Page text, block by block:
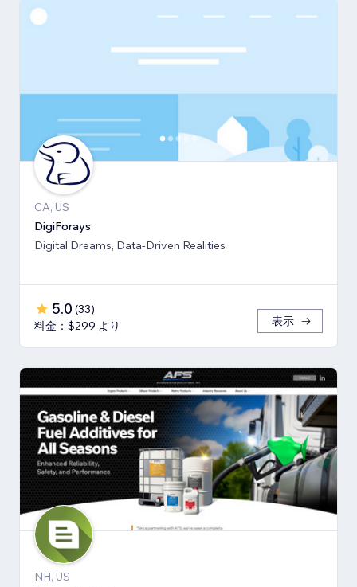
CA, US
DigiForays
Digital Dreams, Data-Driven Realities
5.0 (33)
料金：$299 より
表示
NH, US